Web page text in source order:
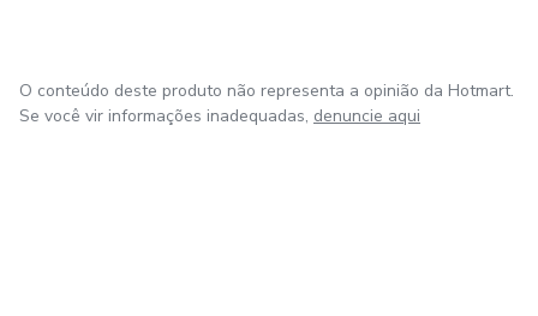
O conteúdo deste produto não representa a opinião da Hotmart.
Se você vir informações inadequadas, denuncie aqui